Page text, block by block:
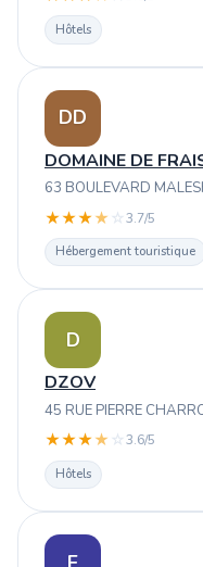
Hôtels
DD
DOMAINE DE
63 BOULEVARD
★★★★ ☆3.7/5
Hébergement touristique
D
DZOV
45 RUE PIERRE
★★★★ ☆3.6/5
Hôtels